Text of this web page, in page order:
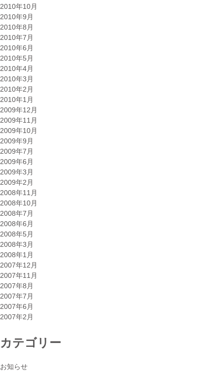
2010年10月
2010年9月
2010年8月
2010年7月
2010年6月
2010年5月
2010年4月
2010年3月
2010年2月
2010年1月
2009年12月
2009年11月
2009年10月
2009年9月
2009年7月
2009年6月
2009年3月
2009年2月
2008年11月
2008年10月
2008年7月
2008年6月
2008年5月
2008年3月
2008年1月
2007年12月
2007年11月
2007年8月
2007年7月
2007年6月
2007年2月
カテゴリー
お知らせ